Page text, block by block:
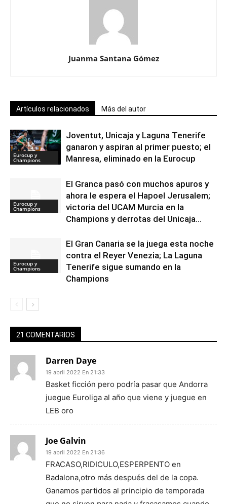
Juanma Santana Gómez
Artículos relacionados Más del autor
Eurocup y
Champions
Joventut, Unicaja y Laguna Tenerife
ganaron y aspiran al primer puesto; el
Manresa, eliminado en la Eurocup
Eurocup y
Champions
El Granca pasó con muchos apuros y
ahora le espera el Hapoel Jerusalem;
victoria del UCAM Murcia en la
Champions y derrotas del Unicaja...
Eurocup y
Champions
El Gran Canaria se la juega esta noche
contra el Reyer Venezia; La Laguna
Tenerife sigue sumando en la
Champions
21 COMENTARIOS
Darren Daye
19 abril 2022 En 21:33
Basket ficción pero podría pasar que Andorra
juegue Euroliga al año que viene y juegue en
LEB oro
Joe Galvin
19 abril 2022 En 21:36
FRACASO,RIDICULO,ESPERPENTO en
Badalona,otro más después del de la copa.
Ganamos partidos al principio de temporada